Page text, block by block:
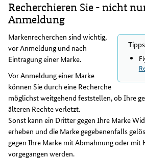
Recherchieren Sie - nicht
Anmeldung
Markenrecherchen sind wichtig,
vor Anmeldung und nach
Eintragung einer Marke.
Vor Anmeldung einer Marke
können Sie durch eine Recherche
möglichst weitgehend feststellen, ob Ihre
älteren Rechte verletzt.
Sonst kann ein Dritter gegen Ihre Marke
erheben und die Marke gegebenenfalls
gegen Ihre Marke mit Abmahnung oder mit
vorgegangen werden.